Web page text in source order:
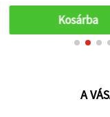
Kosárba
A